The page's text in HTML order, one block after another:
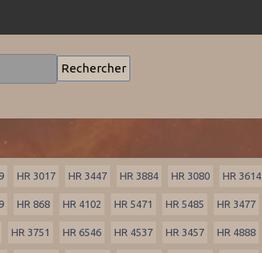
HR 3017 HR 3447 HR 3884 HR 3080 HR 3614
HR 868 HR 4102 HR 5471 HR 5485 HR 3477
HR 3751 HR 6546 HR 4537 HR 3457 HR 4888